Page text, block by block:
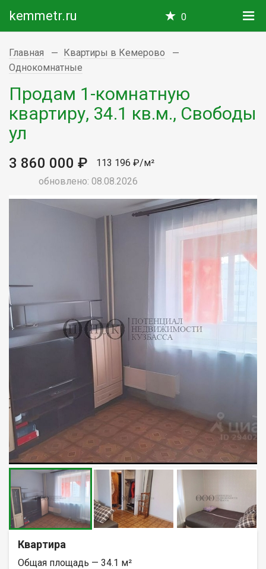
kemmetr.ru 0
Главная
Квартиры в Кемерово
Однокомнатные
Продам 1-комнатную
квартиру, 34.1 кв.м., Свободы
ул
3 860 000 ₽
113 196 ₽/м²
обновлено: 08.08.2026
Квартира
Общая площадь — 34.1 м²